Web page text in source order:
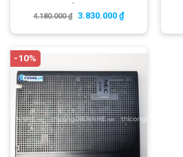
Adapter
4.180.000₫ 3.830.000 ₫
-10%